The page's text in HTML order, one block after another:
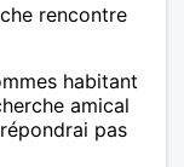
rencontre
habitant
amical
pas